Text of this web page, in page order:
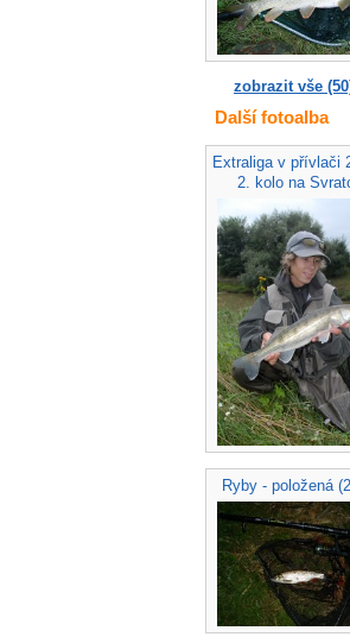
zobrazit vše
Další fotoalba
Extraliga v přívlači
2. kolo na
Ryby - položená